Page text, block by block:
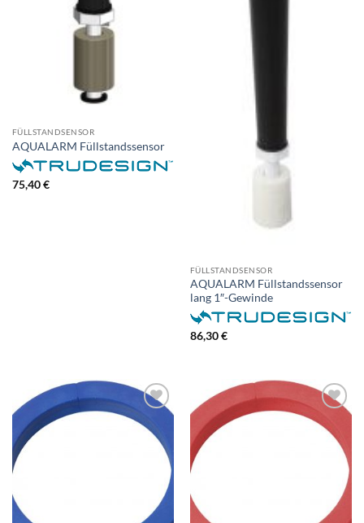
FÜLLSTANDSENSOR
AQUALARM Füllstandssensor
75,40€
FÜLLSTANDSENSOR
AQUALARM Füllstandssensor
lang 1″-Gewinde
86,30€